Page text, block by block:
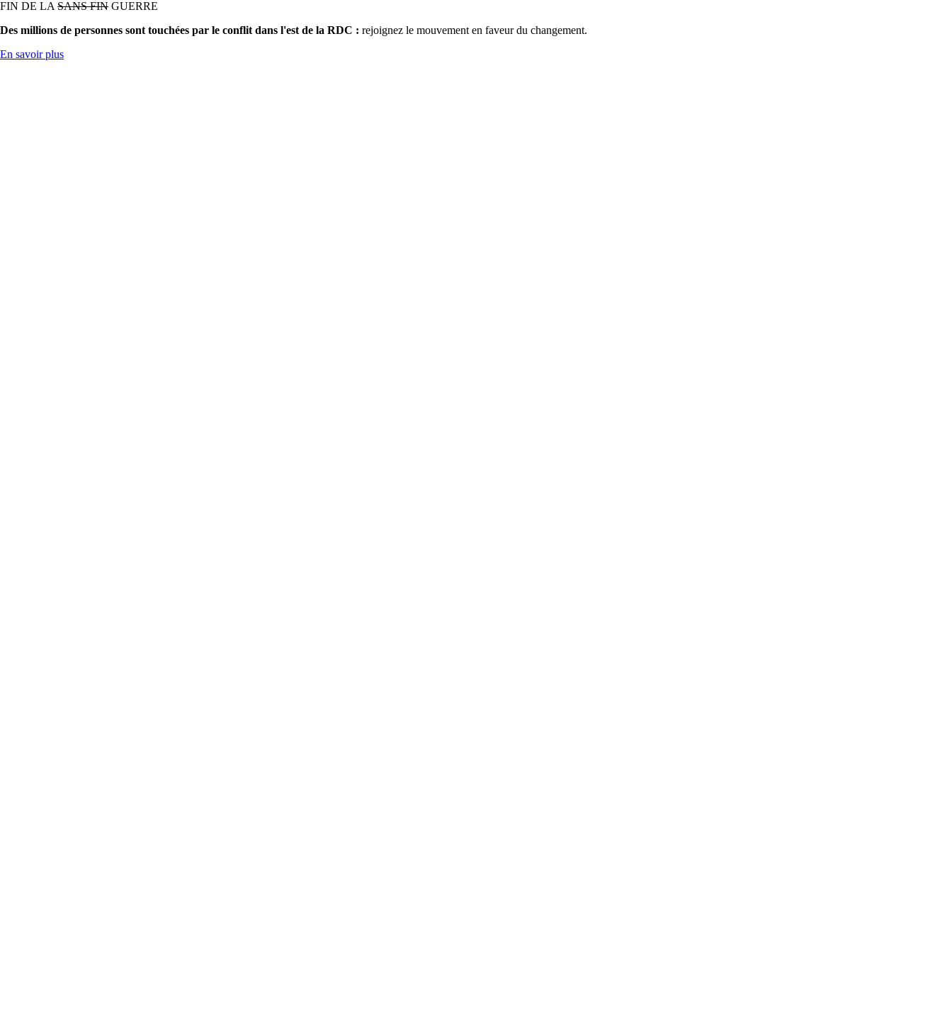
FIN DE LA SANS FIN GUERRE
Des millions de personnes sont touchées par le conflit dans l'est de la RDC : rejoignez le mouvement en faveur du changement.
En savoir plus